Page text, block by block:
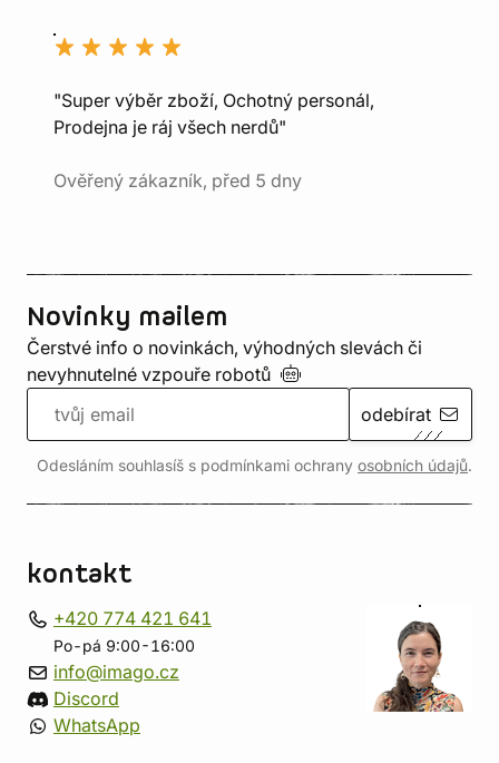
"Super výběr zboží, Ochotný personál,
Prodejna je ráj všech nerdů"
Ověřený zákazník, před 5 dny
Novinky mailem
Čerstvé info o novinkách, výhodných slevách či
nevyhnutelné vzpouře robotů
odebírat
Odesláním souhlasíš s podmínkami ochrany osobních údajů.
kontakt
+420 774 421 641
Po-pá 9:00-16:00
info@imago.cz
Discord
WhatsApp